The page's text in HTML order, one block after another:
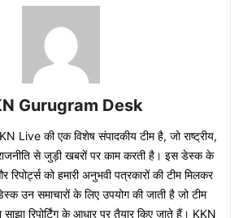
Gurugram Desk
Live की एक विशेष संपादकीय टीम है, जो राष्ट्रीय,
से जुड़ी खबरों पर काम करती है। इस डेस्क के
को हमारी अनुभवी पत्रकारों की टीम मिलकर
उन समाचारों के लिए उपयोग की जाती है जो टीम
रिपोर्टिंग के आधार पर तैयार किए जाते हैं। KKN